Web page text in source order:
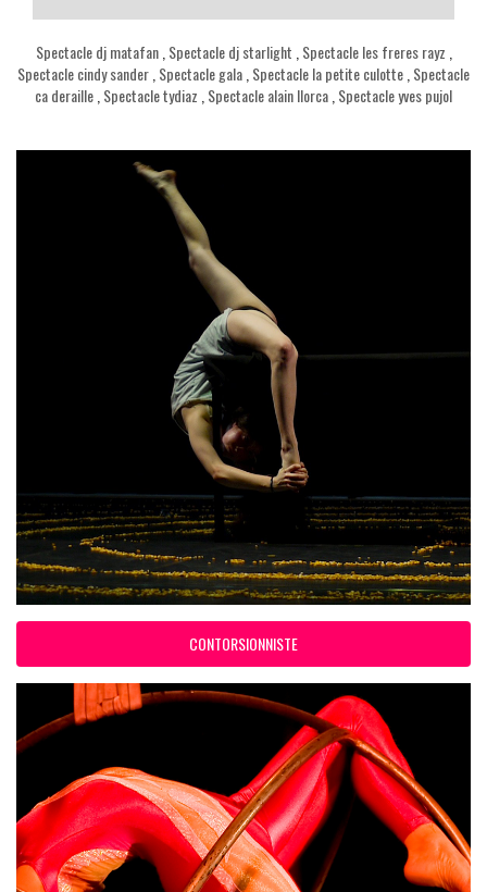
Spectacle dj matafan, Spectacle dj starlight Spectacle les freres rayz
Spectacle cindy sander Spectacle gala Spectacle la petite culotte Spectacle
ca deraille Spectacle tydiaz Spectacle alain llorca Spectacle yves pujol
CONTORSIONNISTE